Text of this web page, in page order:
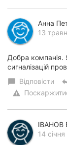
Анна
13
Добра
сигналізацій
chat_bubble Відповісти
warning
ІВАНОВ
14